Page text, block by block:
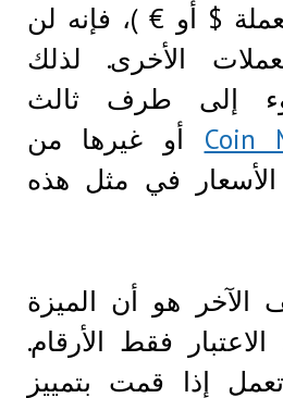
$ أو € )، فإنه لن
الأخرى. لذلك
إلى طرف ثالث
Coin أو غيرها من
في مثل هذه
الآخر هو أن الميزة
فقط الأرقام.
إذا قمت بتمييز